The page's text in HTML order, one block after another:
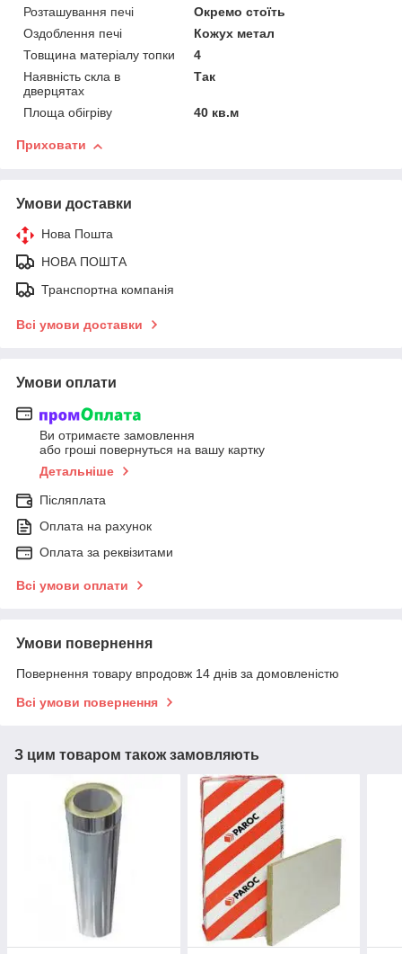
Розташування печі
Окремо стоїть
Оздоблення печі
Кожух метал
Товщина матеріалу топки
4
Наявність скла в
дверцятах
Так
Площа обігріву 40 кв.м
Приховати
Умови доставки
Нова Пошта
НОВА ПОШТА
Транспортна компанія
Всі умови доставки
Умови оплати
Ви отримаєте замовлення
або гроші повернуться на вашу картку
Детальніше
Післяплата
Оплата на рахунок
Оплата за реквізитами
Всі умови оплати
Умови повернення
Повернення товару впродовж 14 днів за домовленістю
Всі умови повернення
З цим товаром також замовляють